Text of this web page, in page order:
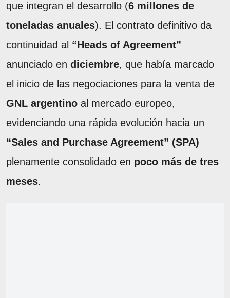
que integran el desarrollo (6 millones de
toneladas anuales). El contrato definitivo da
continuidad al “Heads of Agreement”
anunciado en diciembre, que había marcado
el inicio de las negociaciones para la venta de
GNL argentino al mercado europeo,
evidenciando una rápida evolución hacia un
“Sales and Purchase Agreement” (SPA)
plenamente consolidado en poco más de tres
meses.